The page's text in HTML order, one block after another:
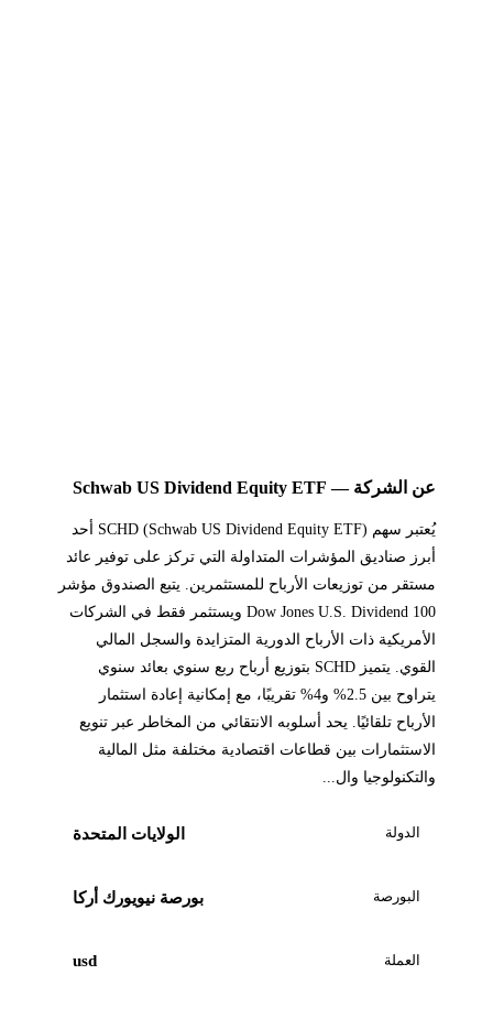
عن الشركة — Schwab US Dividend Equity ETF
يُعتبر سهم SCHD (Schwab US Dividend Equity ETF) أحد
أبرز صناديق المؤشرات المتداولة التي تركز على توفير عائد
مستقر من توزيعات الأرباح للمستثمرين. يتبع الصندوق مؤشر
Dow Jones U.S. Dividend 100 ويستثمر فقط في الشركات
الأمريكية ذات الأرباح الدورية المتزايدة والسجل المالي
القوي. يتميز SCHD بتوزيع أرباح ربع سنوي بعائد سنوي
يتراوح بين 2.5% و4% تقريبًا، مع إمكانية إعادة استثمار
الأرباح تلقائيًا. يحد أسلوبه الانتقائي من المخاطر عبر تنويع
الاستثمارات بين قطاعات اقتصادية مختلفة مثل المالية
والتكنولوجيا وال...
الدولة الولايات المتحدة
البورصة بورصة نيويورك أركا
العملة usd